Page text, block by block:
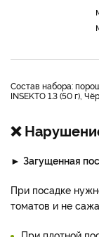
Состав набора: порошки Микорад INSEKTO 1.1 (50 г), INSEKTO 1.2 (50 г),
INSEKTO 1.3 (50 г),
❌
► Загущенная
При посадке
томатов и не